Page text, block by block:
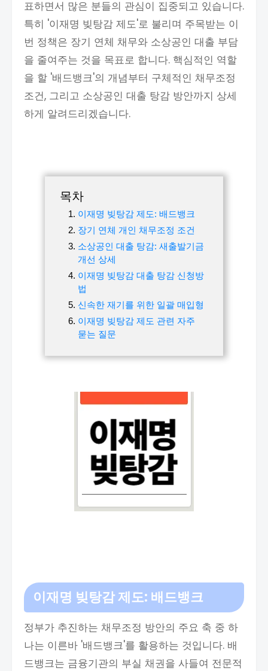
표하면서 많은 분들의 관심이 집중되고 있습니다.
특히 '이재명 빚탕감 제도'로 불리며 주목받는 이
번 정책은 장기 연체 채무와 소상공인 대출 부담
을 줄여주는 것을 목표로 합니다. 핵심적인 역할
을 할 '배드뱅크'의 개념부터 구체적인 채무조정
조건, 그리고 소상공인 대출 탕감 방안까지 상세
하게 알려드리겠습니다.
목차
이재명 빚탕감 제도: 배드뱅크
장기 연체 개인 채무조정 조건
소상공인 대출 탕감: 새출발기금
개선 상세
이재명 빚탕감 대출 탕감 신청방
법
신속한 재기를 위한 일괄 매입형
이재명 빚탕감 제도 관련 자주
묻는 질문
이재명 빚탕감 제도: 배드뱅크
정부가 추진하는 채무조정 방안의 주요 축 중 하
나는 이른바 '배드뱅크'를 활용하는 것입니다. 배
드뱅크는 금융기관의 부실 채권을 사들여 전문적